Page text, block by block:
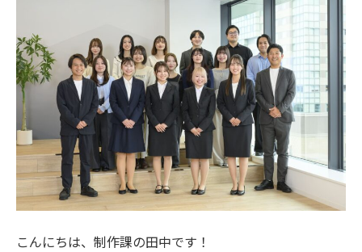
こんにちは、制作課の田中です！